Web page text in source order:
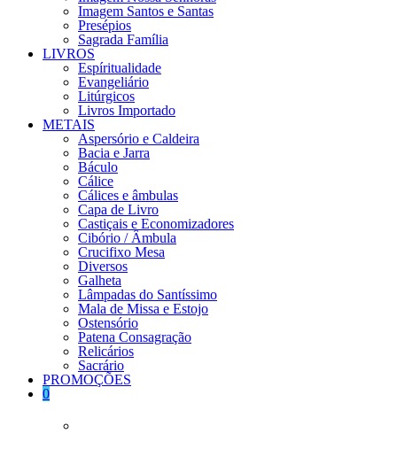
Imagem Santos e Santas
Presépios
Sagrada Família
LIVROS
Espíritualidade
Evangeliário
Litúrgicos
Livros Importado
METAIS
Aspersório e Caldeira
Bacia e Jarra
Báculo
Cálice
Cálices e âmbulas
Capa de Livro
Castiçais e Economizadores
Cibório / Âmbula
Crucifixo Mesa
Diversos
Galheta
Lâmpadas do Santíssimo
Mala de Missa e Estojo
Ostensório
Patena Consagração
Relicários
Sacrário
PROMOÇÕES
0